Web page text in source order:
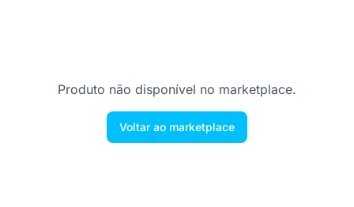
Produto não disponível no marketplace.
Voltar ao marketplace